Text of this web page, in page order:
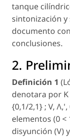
tanque
sintonización y
documento
conclusiones.
2.
Definición 1
denotara por K
{0,1/2,1} ; V,
elementos (0 <
disyunción (V)